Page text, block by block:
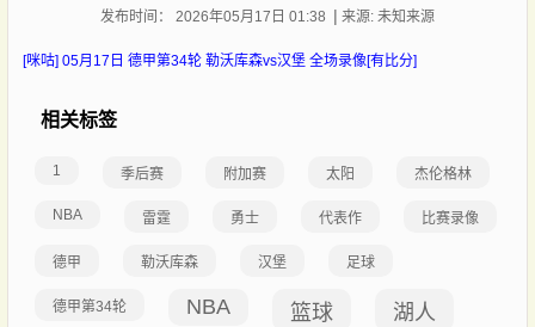
发布时间： 2026年05月17日 01:38 来源: 未知来源
[咪咕] 05月17日 德甲第34轮 勒沃库森vs汉堡 全场录像[有比分]
相关标签
1 季后赛 附加赛 太阳 杰伦格林
NBA 雷霆 勇士 代表作 比赛录像
德甲 勒沃库森 汉堡 足球
德甲第34轮 NBA 篮球 湖人